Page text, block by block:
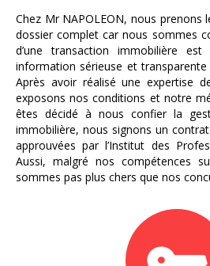
Chez Mr NAPOLEON, nous prenons
dossier complet car nous sommes
d’une transaction immobilière
information sérieuse et
Après avoir réalisé une expertise
exposons nos conditions et notre
êtes décidé à nous confier la
immobilière, nous signons un
approuvées par l’Institut des
Aussi, malgré nos compétences
sommes pas plus chers que nos